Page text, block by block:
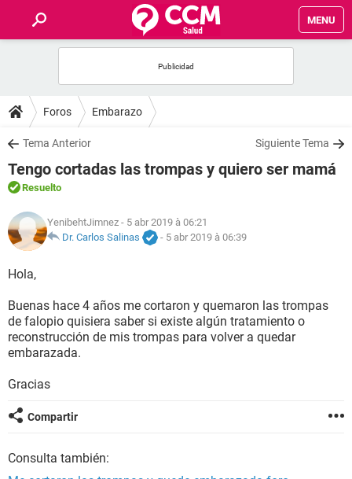
MENU
FORUMS
SALUD
FAMILIA
NUTRICIÓN
SEXUALIDAD
GLOSARIO
Foros Embarazo
Tema Anterior Siguiente Tema
Tengo cortadas las trompas y quiero ser mamá
Resuelto
YenibehtJimnez - 5 abr 2019 à 06:21
Dr. Carlos Salinas
- 5 abr 2019 à 06:39
Hola,
Buenas hace 4 años me cortaron y quemaron las trompas
de falopio quisiera saber si existe algún tratamiento o
reconstrucción de mis trompas para volver a quedar
embarazada.
Gracias
Compartir
Consulta también: